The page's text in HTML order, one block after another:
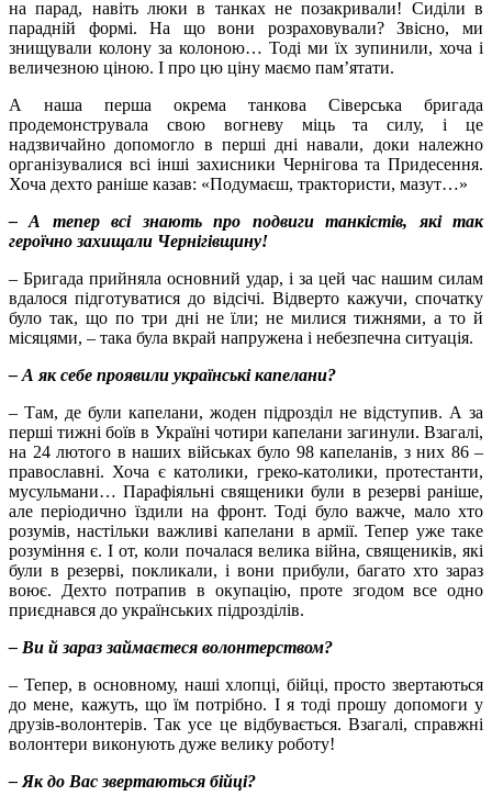
на парад, навіть люки в танках не позакривали! Сиділи в
парадній формі. На що вони розраховували? Звісно, ми
знищували колону за колоною… Тоді ми їх зупинили, хоча і
величезною ціною. І про цю ціну маємо пам’ятати.
А наша перша окрема танкова Сіверська бригада
продемонструвала свою вогневу міць та силу, і це
надзвичайно допомогло в перші дні навали, доки належно
організувалися всі інші захисники Чернігова та Придесення.
Хоча дехто раніше казав: «Подумаєш, трактористи, мазут…»
– А тепер всі знають про подвиги танкістів, які так
героїчно захищали Чернігівщину!
– Бригада прийняла основний удар, і за цей час нашим силам
вдалося підготуватися до відсічі. Відверто кажучи, спочатку
було так, що по три дні не їли; не милися тижнями, а то й
місяцями, – така була вкрай напружена і небезпечна ситуація.
– А як себе проявили українські капелани?
– Там, де були капелани, жоден підрозділ не відступив. А за
перші тижні боїв в Україні чотири капелани загинули. Взагалі,
на 24 лютого в наших військах було 98 капеланів, з них 86 –
православні. Хоча є католики, греко-католики, протестанти,
мусульмани… Парафіяльні священики були в резерві раніше,
але періодично їздили на фронт. Тоді було важче, мало хто
розумів, настільки важливі капелани в армії. Тепер уже таке
розуміння є. І от, коли почалася велика війна, священиків, які
були в резерві, покликали, і вони прибули, багато хто зараз
воює. Дехто потрапив в окупацію, проте згодом все одно
приєднався до українських підрозділів.
– Ви й зараз займаєтеся волонтерством?
– Тепер, в основному, наші хлопці, бійці, просто звертаються
до мене, кажуть, що їм потрібно. І я тоді прошу допомоги у
друзів-волонтерів. Так усе це відбувається. Взагалі, справжні
волонтери виконують дуже велику роботу!
– Як до Вас звертаються бійці?